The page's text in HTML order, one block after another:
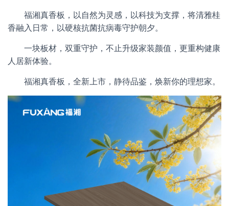
福湘真香板，以自然为灵感，以科技为支撑，将清雅桂
香融入日常，以硬核抗菌抗病毒守护朝夕。
一块板材，双重守护，不止升级家装颜值，更重构健康
人居新体验。
福湘真香板，全新上市，静待品鉴，焕新你的理想家。